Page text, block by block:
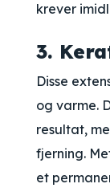
krever
3.
Disse
og varme.
resultat,
fjerning.
et